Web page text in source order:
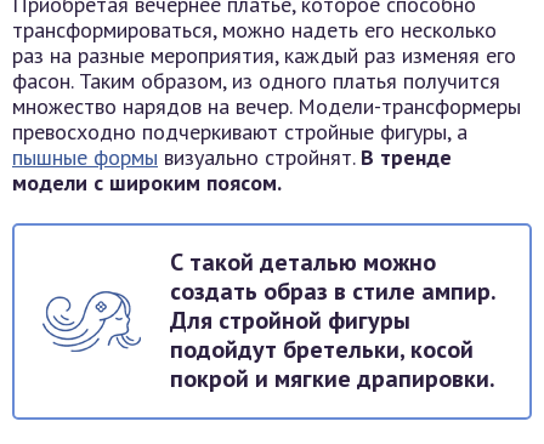
трансформироваться, можно надеть его несколько
раз на разные мероприятия, каждый раз изменяя его
фасон. Таким образом, из одного платья получится
множество нарядов на вечер. Модели-трансформеры
превосходно подчеркивают стройные фигуры, а
пышные формы визуально стройнят. В тренде
модели с широким поясом.
С такой деталью можно
создать образ в стиле ампир.
Для стройной фигуры
подойдут бретельки, косой
покрой и мягкие драпировки.